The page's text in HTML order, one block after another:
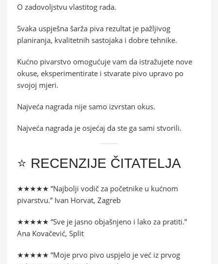
O zadovoljstvu vlastitog rada.
Svaka uspješna šarža piva rezultat je pažljivog
planiranja, kvalitetnih sastojaka i dobre tehnike.
Kućno pivarstvo omogućuje vam da istražujete nove
okuse, eksperimentirate i stvarate pivo upravo po
svojoj mjeri.
Najveća nagrada nije samo izvrstan okus.
Najveća nagrada je osjećaj da ste ga sami stvorili.
⭐ RECENZIJE ČITATELJA
★★★★★ “Najbolji vodič za početnike u kućnom
pivarstvu.” Ivan Horvat, Zagreb
★★★★★ “Sve je jasno objašnjeno i lako za pratiti.”
Ana Kovačević, Split
★★★★★ “Moje prvo pivo uspjelo je već iz prvog